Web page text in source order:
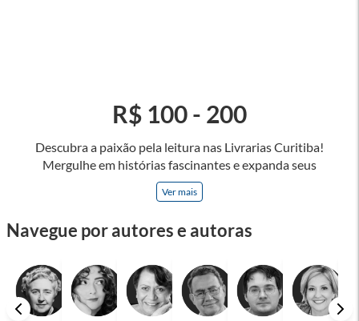
Descubra a paixão pela leitura nas Livrarias Curitiba!
Mergulhe em histórias fascinantes e expanda seus
horizontes, onde cada página é uma porta para novos
universos e perspectivas. Ler nos permite viajar sem sair do
e tenha a oportunidade de alcançar o seu crescimento
passe um tempo no mundo da imaginação! A leitura
transforma vidas e estamos aqui para ajudar a transformar a
sua! Tenha certeza, temos o livro perfeito para você!
Ver mais
R$ 100 - 200
Navegue por autores e autoras